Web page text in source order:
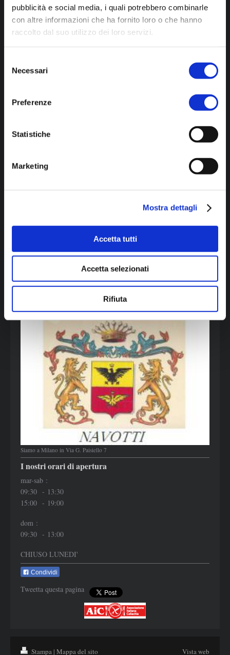
pubblicità e social media, i quali potrebbero combinarle
con altre informazioni che ha fornito loro o che hanno
raccolto dal suo utilizzo dei loro servizi.
delNecessari
Preferenze
Statistiche
Marketing
Mostra dettagli
Accetta tutti
Accetta selezionati
Rifiuta
Siamo a Milano in Via G. Paisiello 7
I nostri orari di apertura
mar-sab :
09:30 - 13:30
15:00 - 19:00
dom :
09:30 - 13:00
CHIUSO LUNEDI'
Condividi
Tweetta questa pagina
Stampa | Mappa del sito Vista web